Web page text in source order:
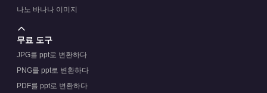
나노 바나나 이미지
무료 도구
JPG를 ppt로 변환하다
PNG를 ppt로 변환하다
PDF를 ppt로 변환하다